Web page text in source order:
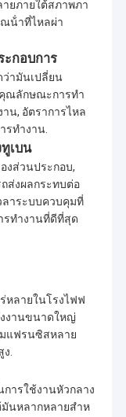
ยภายใต้สภาพภา
น้ําที่ไหลผ่า
กอบการ
ามันเปลี่ยน
คุณลักษณะการทํา
น, อัตราการไหล
รทํางาน.
เบน
งส่วนประกอบ,
ส่งผลกระทบต่อ
ลาระบบควบคุมที่
รทํางานที่ดีที่สุด
หลายในโรงไฟฟ
งานขนาดใหญ่
แฟรนซิสหลาย
ง.
ารใช้งานหัวกลาง
มันหลากหลายสําห
+
/
2010.5
/ s
2,010.8
/ s
2,011.2
/ s
2,011.2